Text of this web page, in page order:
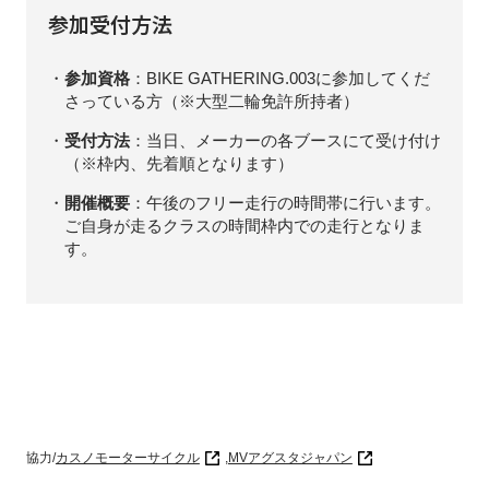
参加受付方法
参加資格：BIKE GATHERING.003に参加してくだ
さっている方（※大型二輪免許所持者）
受付方法：当日、メーカーの各ブースにて受け付け
（※枠内、先着順となります）
開催概要：午後のフリー走行の時間帯に行います。
ご自身が走るクラスの時間枠内での走行となりま
す。
協力/カスノモーターサイクル ,MVアグスタジャパン